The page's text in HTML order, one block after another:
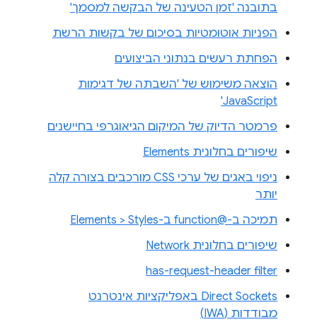
בתובנה 'זמן הטעינה של הבקשה למסמך'
הפניות אוטומטיות בסיכום של בקשות הרשת
הפחתת רעשים בנתוני הביצועים
הוצאה משימוש של 'השבתה של דגימות
JavaScript'
פרמטר הדיוק של המיקום הגיאוגרפי בחיישנים
שיפורים בחלונית Elements
ניפוי באגים של ערכי CSS מורכבים בצורה קלה
יותר
תמיכה ב-@function ב-Elements > Styles
שיפורים בחלונית Network
has-request-header filter
Direct Sockets באפליקציות אינטרנט
מבודדות (IWA)